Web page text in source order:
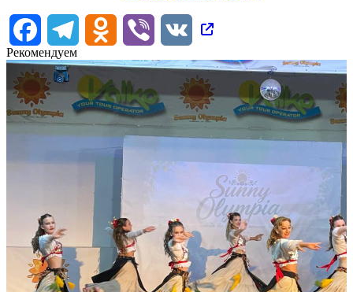
FacebookTelegram Odnoklassniki
Viber
VK
Рекомендуем